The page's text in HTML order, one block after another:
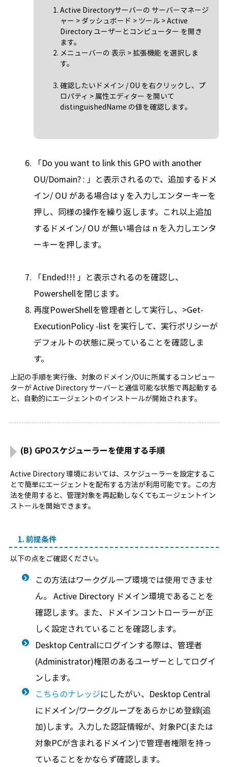
Active Directoryサーバーの サーバーマネージ
ャー > ダッシュボード > ツール > Active
Directory ユーザーとコンピューター を開き
ます。
メニューバーの 表示 > 拡張機能 を選択しま
す。
確認したいドメイン / OU を右クリックし、プ
ロパティ > 属性エディター を開いて
distinguishedName の値を確認します。
「Do you want to link this GPO with another
OU/Domain? : 」と表示されるので、追加するドメ
イン/ OU がある場合は y を入力しエンターキーを
押し、同様の操作を繰り返します。これ以上追加
するドメイン/ OU が無い場合は n を入力しエンタ
ーキーを押します。
「Ended!!! 」と表示されるのを確認し、
Powershellを閉じます。
再度PowerShellを管理者として実行し、>Get-
ExecutionPolicy -list を実行して、実行ポリシーが
デフォルトの状態に戻っていることを確認しま
す。
上記の手順を実行後、対象のドメイン/OUに所属するコンピュー
ターが Active Directory サーバーと通信可能な状態で再起動する
と、自動的にエージェントのインストールが開始されます。
(B) GPOスケジューラーを使用する手順
Active Directory 環境においては、スケジューラーを設定するこ
とで簡単にエージェントを配布する方法が利用可能です。この方
法を使用すると、管理対象を再起動しなくてもエージェントイン
ストールを開始できます。
1. 前提条件
以下の点をご確認ください。
この方法はワークグループ環境では使用できませ
ん。 Active Directory ドメイン環境であることを
確認します。また、ドメインコントローラーが正
しく設定されていることを確認します。
Desktop Centralにログインする際は、管理者
(Administrator)権限のあるユーザーとしてログイ
ンします。
こちらのナレッジにしたがい、Desktop Central
にドメイン/ワークグループをあらかじめ登録(追
加)します。入力した認証情報が、対象PC(または
対象PCが含まれるドメイン)で管理者権限を持っ
ていることをかならず確認します。